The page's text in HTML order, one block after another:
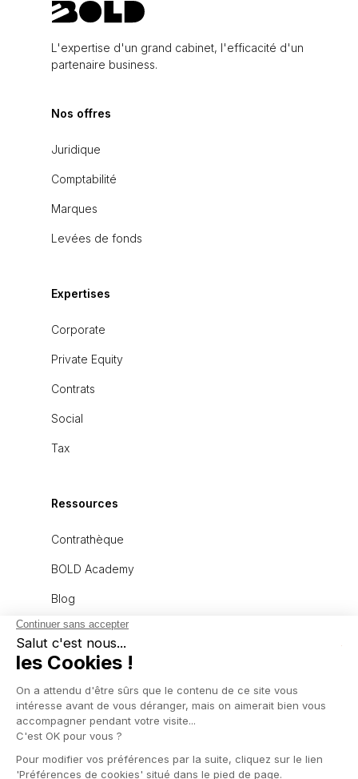
L'expertise d'un grand cabinet, l'efficacité d'un
partenaire business.
Nos offres
Juridique
Comptabilité
Marques
Levées de fonds
Expertises
Corporate
Private Equity
Contrats
Social
Tax
Ressources
Contrathèque
BOLD Academy
Blog
À propos
L'équipe
Recrutement